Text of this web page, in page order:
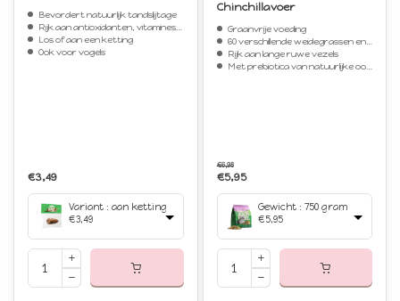
Bevordert natuurlijk tandslijtage
Rijk aan antioxidanten, vitamines en mineralen
Los of aan een ketting
Ook voor vogels
€3,49
Variant : aan ketting
€3,49
Chinchillavoer
Graanvrije voeding
60 verschillende weidegrassen en kruiden
Rijk aan lange ruwe vezels
Met prebiotica van natuurlijke oorsprong
€6,98
€5,95
Gewicht : 750 gram
€5,95